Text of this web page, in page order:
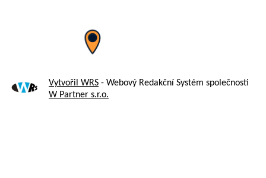
Vytvořil WRS - Webový Redakční Systém společnosti
W Partner s.r.o.